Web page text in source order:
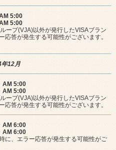
5:00
5:00
ープ(VJA)以外が発行したVISAブラン
応答が発生する可能性がございます。
年12月
AM 5:00
AM 5:00
ープ(VJA)以外が発行したVISAブラン
応答が発生する可能性がございます。
AM 6:00
AM 6:00
に、エラー応答が発生する可能性がご